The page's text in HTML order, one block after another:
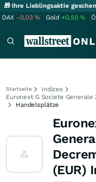
🎁 Ihre Lieblingsaktie
DAX -0,03% Gold +0,50%
Startseite
Indizes
Euronext G Societe
Handelsplätze
(EUR)